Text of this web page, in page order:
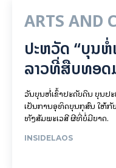
ARTS AND
ປະຫວັດ “ບຸນຫໍ່
ລາວທີ່ສືບທອດ
ວັນບຸນຫໍ່ເຂົ້າປະດັບດິນ ບຸນປ
ເປັນການອຸທິດບຸນກຸສົນ ໃຫ້
ທັງສັມພະເວສີ ຜີທີ່ບໍ່ມີຍາດ.
INSIDELAOS